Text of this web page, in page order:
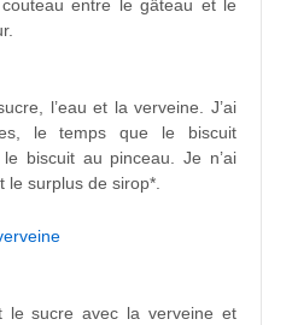
entre le gâteau et le
l’eau et la verveine. J’ai
le temps que le biscuit
biscuit au pinceau. Je n’ai
le surplus de sirop*.
le sucre avec la verveine et